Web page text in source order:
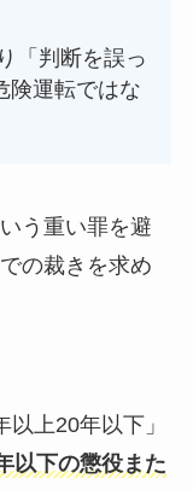
「判断を誤っ
険運転ではな
う重い罪を避
の裁きを求め
上20年以下」
以下の懲役また